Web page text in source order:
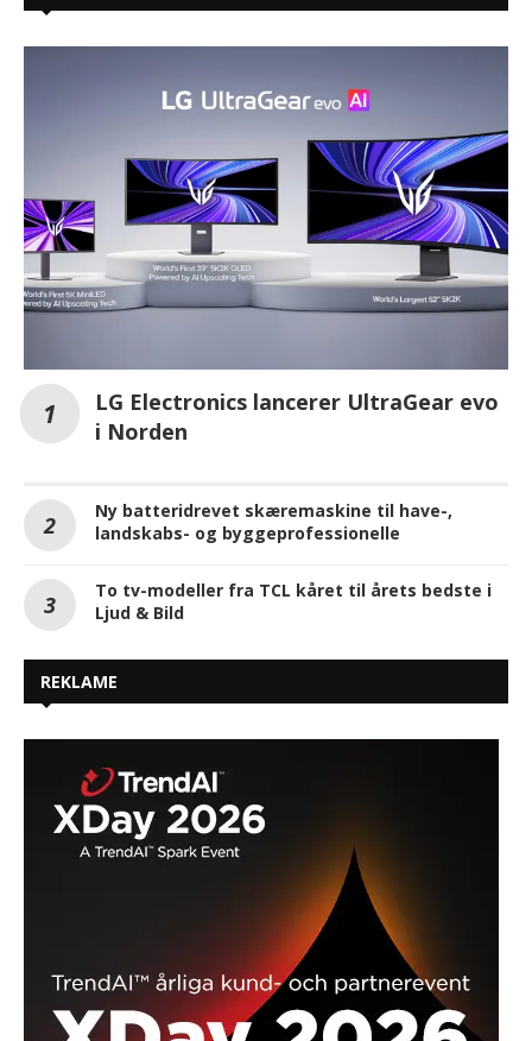
LG Electronics lancerer UltraGear evo
i Norden
Ny batteridrevet skæremaskine til have-,
landskabs- og byggeprofessionelle
To tv-modeller fra TCL kåret til årets bedste i
Ljud & Bild
REKLAME